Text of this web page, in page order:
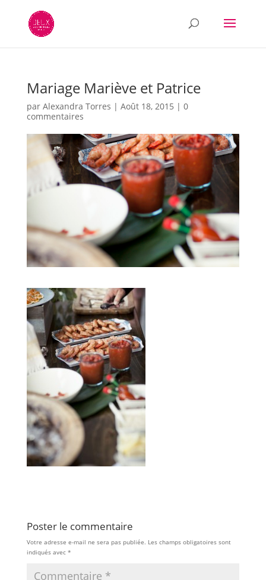
Mariage Mariève et Patrice
par Alexandra Torres | Août 18, 2015 | 0
commentaires
Poster le commentaire
Votre adresse e-mail ne sera pas publiée. Les champs obligatoires sont
indiqués avec *